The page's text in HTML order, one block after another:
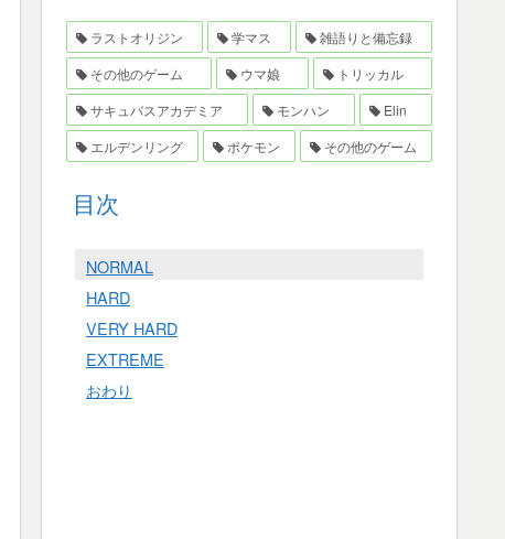
ラストオリジン 学マス
雑語りと備忘録
その他のゲーム
ウマ娘
トリッカル
サキュバスアカデミア
モンハン
Elin
エルデンリング
ポケモン その他のゲーム
目次
NORMAL
HARD
VERY HARD
EXTREME
おわり